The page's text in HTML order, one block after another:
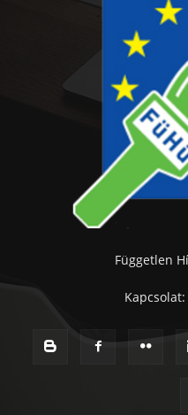
Független
Kapcsolat: